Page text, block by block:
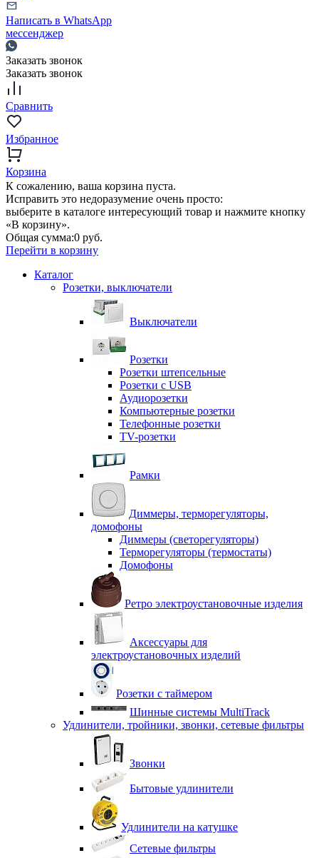
Написать в WhatsApp
мессенджер
Заказать звонок
Заказать звонок
Сравнить
Избранное
Корзина
К сожалению, ваша корзина пуста.
Исправить это недоразумение очень просто:
выберите в каталоге интересующий товар и нажмите кнопку
«В корзину».
Общая сумма:0 руб.
Перейти в корзину
Каталог
Розетки, выключатели
Выключатели
Розетки
Розетки штепсельные
Розетки с USB
Аудиорозетки
Компьютерные розетки
Телефонные розетки
TV-розетки
Рамки
Диммеры, терморегуляторы,
домофоны
Диммеры (светорегуляторы)
Терморегуляторы (термостаты)
Домофоны
Ретро электроустановочные изделия
Аксессуары для
электроустановочных изделий
Розетки с таймером
Шинные системы MultiTrack
Удлинители, тройники, звонки, сетевые фильтры
Звонки
Бытовые удлинители
Удлинители на катушке
Сетевые фильтры